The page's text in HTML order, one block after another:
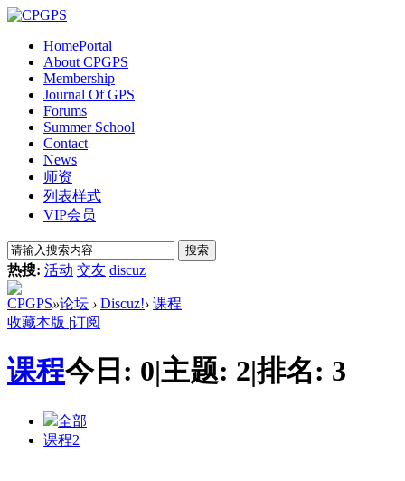
HomePortal
About CPGPS
Membership
Journal Of GPS
Forums
Summer School
Contact
News
师资
列表样式
VIP会员
搜索
热搜: 活动 交友 discuz
CPGPS»论坛 › Discuz!› 课程
收藏本版 |订阅
课程今日: 0|主题: 2|排名: 3
全部
课程2